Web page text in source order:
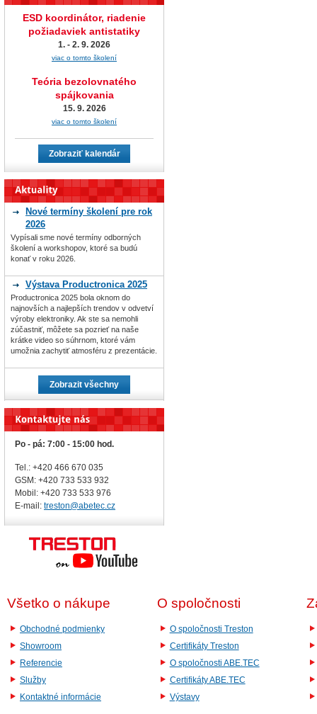
ESD koordinátor, riadenie
požiadaviek antistatiky
1. - 2. 9. 2026
viac o tomto školení
Teória bezolovnatého
spájkovania
15. 9. 2026
viac o tomto školení
Zobraziť kalendár
Nové termíny školení pre rok
2026
Vypísali sme nové termíny odborných
školení a workshopov, ktoré sa budú
konať v roku 2026.
Výstava Productronica 2025
Productronica 2025 bola oknom do
najnovších a najlepších trendov v odvetví
výroby elektroniky. Ak ste sa nemohli
zúčastniť, môžete sa pozrieť na naše
krátke video so súhrnom, ktoré vám
umožnia zachytiť atmosféru z prezentácie.
Zobrazit všechny
Po - pá: 7:00 - 15:00 hod.
Tel.: +420 466 670 035
GSM: +420 733 533 932
Mobil: +420 733 533 976
E-mail: treston@abetec.cz
Všetko o nákupe
Obchodné podmienky
Showroom
Referencie
Služby
Kontaktné informácie
O spoločnosti
O spoločnosti Treston
Certifikáty Treston
O spoločnosti ABE.TEC
Certifikáty ABE.TEC
Výstavy